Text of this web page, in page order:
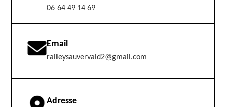
06 64 49 14 69
Email
raileysauvervald2@gmail.com
Adresse